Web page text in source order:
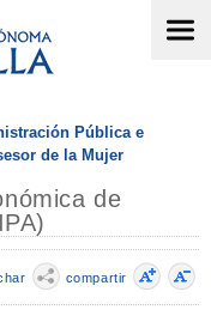
Pública e
de la Mujer
de
compartir